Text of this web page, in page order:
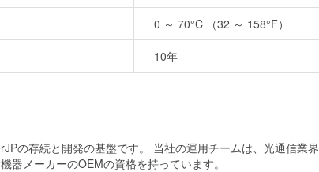
0 ～ 70°C （32 ～ 158°F）
10年
の存続と開発の基盤です。 当社の運用チームは、光通信業
器メーカーのOEMの資格を持っています。